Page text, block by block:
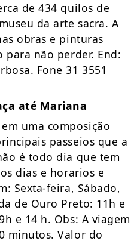
de 434 quilos de
da arte sacra. A
obras e pinturas
não perder. End:
Fone 31 3551
até Mariana
uma composição
passeios que a
é todo dia que tem
dias e horarios e
Sexta-feira, Sábado,
de Ouro Preto: 11h e
e 14 h. Obs: A viagem
minutos. Valor do